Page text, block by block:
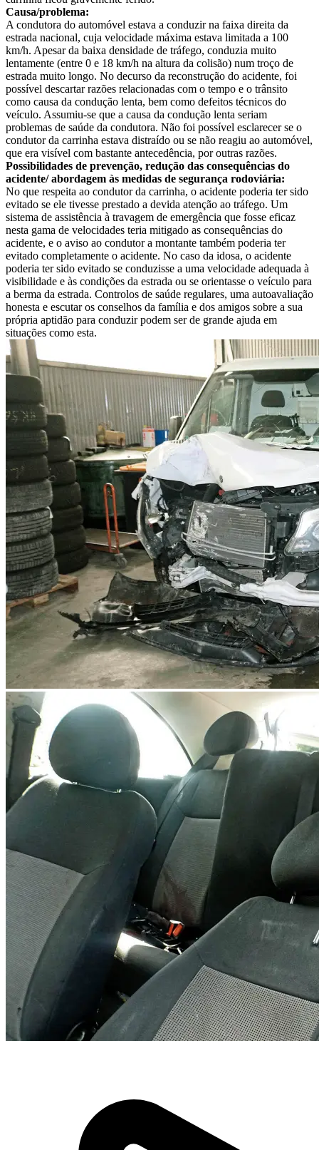
Causa/problema:
A condutora do automóvel estava a conduzir na faixa direita da
estrada nacional, cuja velocidade máxima estava limitada a 100
km/h. Apesar da baixa densidade de tráfego, conduzia muito
lentamente (entre 0 e 18 km/h na altura da colisão) num troço de
estrada muito longo. No decurso da reconstrução do acidente, foi
possível descartar razões relacionadas com o tempo e o trânsito
como causa da condução lenta, bem como defeitos técnicos do
veículo. Assumiu-se que a causa da condução lenta seriam
problemas de saúde da condutora. Não foi possível esclarecer se o
condutor da carrinha estava distraído ou se não reagiu ao automóvel,
que era visível com bastante antecedência, por outras razões.
Possibilidades de prevenção, redução das consequências do
acidente/ abordagem às medidas de segurança rodoviária:
No que respeita ao condutor da carrinha, o acidente poderia ter sido
evitado se ele tivesse prestado a devida atenção ao tráfego. Um
sistema de assistência à travagem de emergência que fosse eficaz
nesta gama de velocidades teria mitigado as consequências do
acidente, e o aviso ao condutor a montante também poderia ter
evitado completamente o acidente. No caso da idosa, o acidente
poderia ter sido evitado se conduzisse a uma velocidade adequada à
visibilidade e às condições da estrada ou se orientasse o veículo para
a berma da estrada. Controlos de saúde regulares, uma autoavaliação
honesta e escutar os conselhos da família e dos amigos sobre a sua
própria aptidão para conduzir podem ser de grande ajuda em
situações como esta.